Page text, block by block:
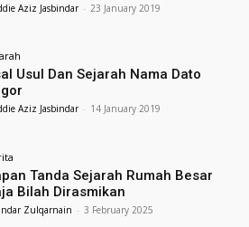
Aziz Jasbindar - 23 January 2019
Usul Dan Sejarah Nama Dato
Aziz Jasbindar - 14 January 2019
Tanda Sejarah Rumah Besar
Bilah Dirasmikan
Zulqarnain - 3 February 2025